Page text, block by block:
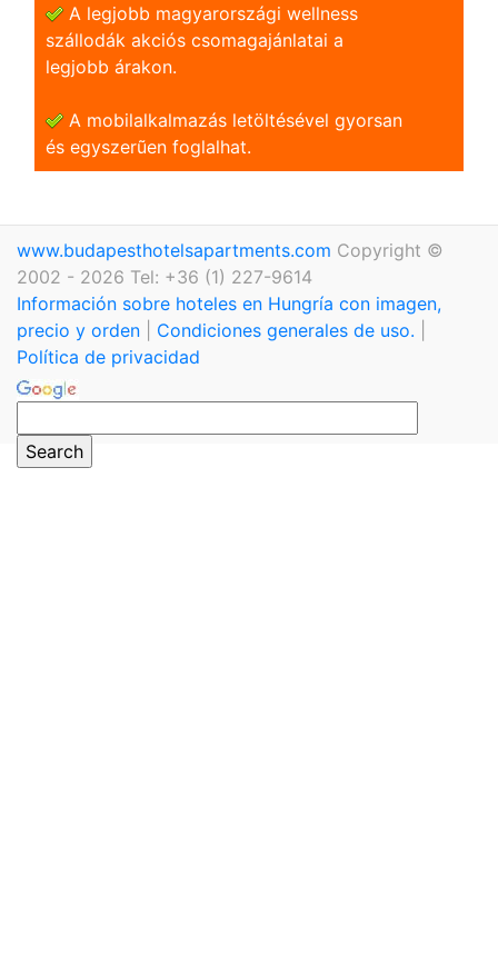
A legjobb magyarországi wellness
szállodák akciós csomagajánlatai a
legjobb árakon.
A mobilalkalmazás letöltésével gyorsan
és egyszerũen foglalhat.
www.budapesthotelsapartments.com Copyright ©
2002 - 2026 Tel: +36 (1) 227-9614
Información sobre hoteles en Hungría con imagen,
precio y orden
Condiciones generales de uso.
Política de privacidad